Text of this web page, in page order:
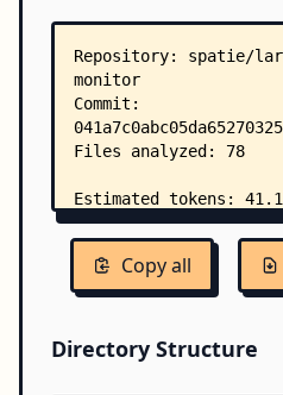
Copy all
Directory Structure